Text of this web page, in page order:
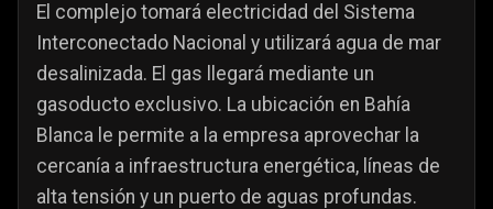
El complejo tomará electricidad del Sistema
Interconectado Nacional y utilizará agua de mar
desalinizada. El gas llegará mediante un
gasoducto exclusivo. La ubicación en Bahía
Blanca le permite a la empresa aprovechar la
cercanía a infraestructura energética, líneas de
alta tensión y un puerto de aguas profundas.